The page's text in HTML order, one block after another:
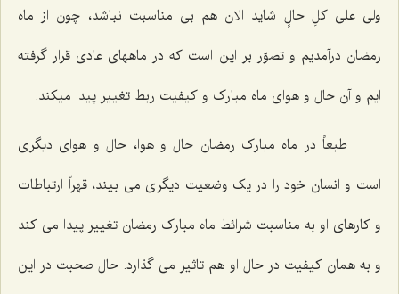
ولی علی کلِ حالٍ شاید الان هم بی مناسبت نباشد، چون از ماه
رمضان درآمدیم و تصوّر بر این است که در ماههای عادی قرار گرفته
ایم و آن حال و هوای ماه مبارک و کیفیت ربط تغییر پیدا میکند.
طبعاً در ماه مبارک رمضان حال و هوا، حال و هوای دیگری
است و انسان خود را در یک وضعیت دیگری می بیند، قهراً ارتباطات
و کارهای او به مناسبت شرائط ماه مبارک رمضان تغییر پیدا می کند
و به همان کیفیت در حال او هم تاثیر می گذارد. حال صحبت در این